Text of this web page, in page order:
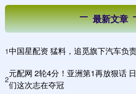
最新文章
1中国星配资 猛料，追觅旗下汽车负
2
元配网 2轮4分！亚洲第1再放狠话
们这次志在夺冠